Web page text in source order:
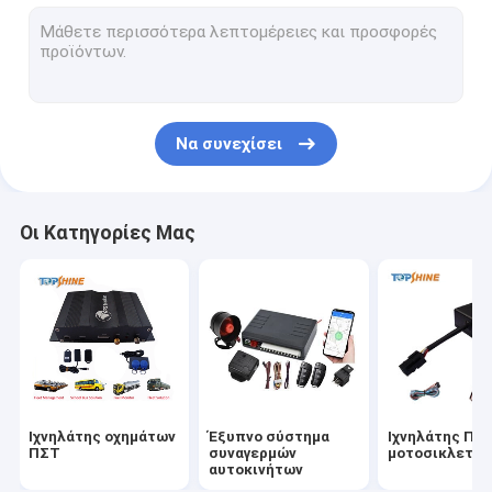
4G ιχνηλάτης ΠΣΤ
Εξαρτήματα ιχνηλατών ΠΣΤ
Παρακολούθηση οχημάτων GPS
Παρακολούθηση αυτοκινήτου GPS
Ιχνηλάτης ΠΣΤ Ebike
Ηλεκτρικός ελεγκτής ποδηλάτων
Να συνεχίσει
Οι Κατηγορίες Μας
Ιχνηλάτης οχημάτων
ΠΣΤ
Έξυπνο σύστημα
συναγερμών
αυτοκινήτων
Ιχνηλάτης